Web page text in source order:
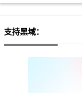
支持黑域：